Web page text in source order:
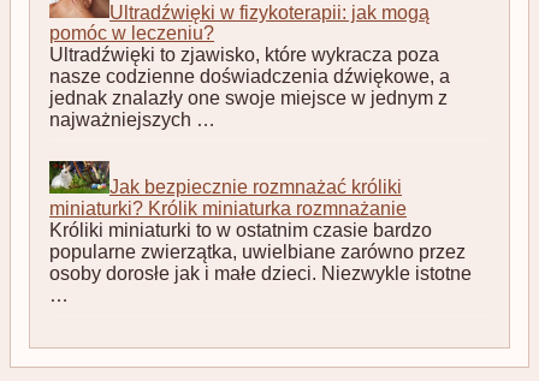
Ultradźwięki w fizykoterapii: jak mogą
pomóc w leczeniu?
Ultradźwięki to zjawisko, które wykracza poza
nasze codzienne doświadczenia dźwiękowe, a
jednak znalazły one swoje miejsce w jednym z
najważniejszych …
Jak bezpiecznie rozmnażać króliki
miniaturki? Królik miniaturka rozmnażanie
Króliki miniaturki to w ostatnim czasie bardzo
popularne zwierzątka, uwielbiane zarówno przez
osoby dorosłe jak i małe dzieci. Niezwykle istotne
…